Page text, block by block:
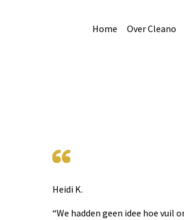
Home Over Cleano
Heidi K.
“We hadden geen idee hoe vuil